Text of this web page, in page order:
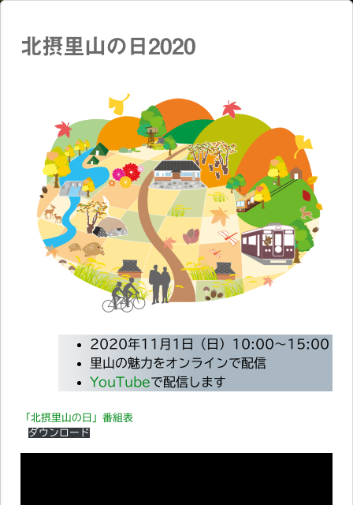
北摂里山の日2020
2020年11月1日（日）10:00〜15:00
里山の魅力をオンラインで配信
YouTubeで配信します
「北摂里山の日」番組表
ダウンロード